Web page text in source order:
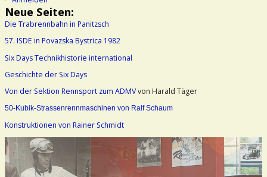
Neue Seiten:
Die Trabrennbahn in Panitzsch
57. ISDE in Povazska Bystrica 1982
Six Days Technikhistorie international
Geschichte der Six Days
Von der Sektion Rennsport zum ADMVvon Harald Täger
50-Kubik-Strassenrennmaschinen von Ralf Schaum
Konstruktionen von Rainer Schmidt